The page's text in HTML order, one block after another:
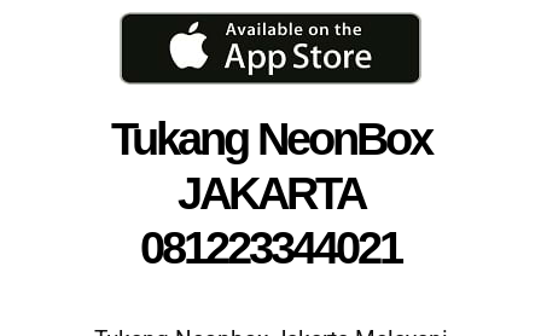
Tukang NeonBox
JAKARTA
081223344021